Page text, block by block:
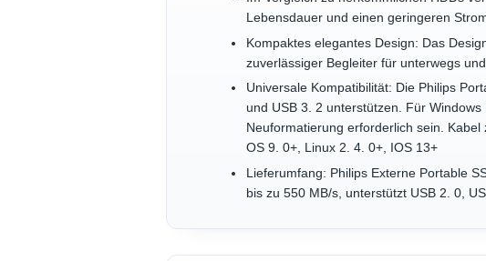
Lebensdauer und einen geringeren
Kompaktes elegantes Design: Das
zuverlässiger Begleiter für unterwegs
Universale Kompatibilität: Die Philips
und USB 3. 2 unterstützen. Für
Neuformatierung erforderlich sein.
OS 9. 0+, Linux 2. 4. 0+, IOS 13+
Lieferumfang: Philips Externe Portable
bis zu 550 MB/s, unterstützt USB 2. 0,